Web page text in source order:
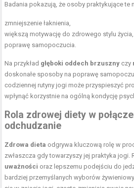
Badania pokazują, że osoby praktykujące te
zmniejszenie łaknienia,
większą motywację do zdrowego stylu życia,
poprawę samopoczucia.
Na przykład głęboki oddech brzuszny czy
doskonałe sposoby na poprawę
codziennej rutyny jogi może przyspieszyć
wpłynąć korzystnie na ogólną kondycję
Rola zdrowej diety w
odchudzanie
Zdrowa dieta odgrywa kluczową rolę w
zwłaszcza gdy towarzyszy jej praktyka jogi.
uważności oraz lepszemu podejściu do
bardziej przemyślanych wyborów